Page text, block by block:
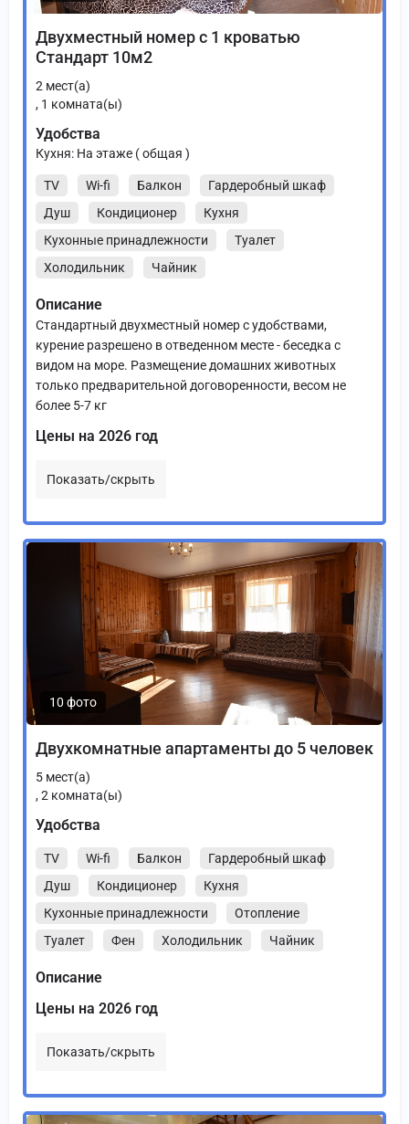
Двухместный номер с 1 кроватью
Стандарт 10м2
2 мест(а)
, 1 комната(ы)
Удобства
Кухня: На этаже ( общая )
TV Wi-fi Балкон
Гардеробный шкаф
Душ
Кондиционер
Кухня
Кухонные принадлежности
Туалет
Холодильник
Чайник
Описание
Стандартный двухместный номер с удобствами,
курение разрешено в отведенном месте - беседка с
видом на море. Размещение домашних животных
только предварительной договоренности, весом не
более 5-7 кг
Цены на 2026 год
Показать/скрыть
10 фото
Двухкомнатные апартаменты до 5 человек
5 мест(а)
,2 комната(ы)
Удобства
TV Wi-fi Балкон
Гардеробный шкаф
Душ
Кондиционер
Кухня
Кухонные принадлежности
Отопление
Туалет
Фен Холодильник Чайник
Описание
Цены на 2026 год
Показать/скрыть